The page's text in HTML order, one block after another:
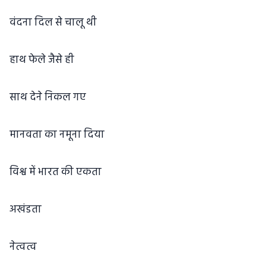
वंदना दिल से चालू थी
हाथ फेले जैसे ही
साथ देने निकल गए
मानवता का नमूना दिया
विश्व में भारत की एकता
अखंडता
नेत्वत्व